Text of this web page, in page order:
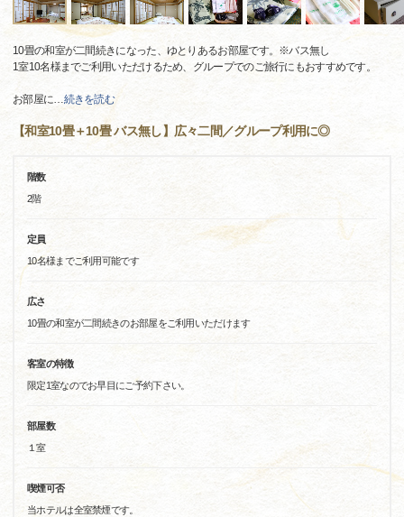
10畳の和室が二間続きになった、ゆとりあるお部屋です。※バス無し
1室10名様までご利用いただけるため、グループでのご旅行にもおすすめです。
お部屋に…続きを読む
【和室10畳＋10畳 バス無し】広々二間／グループ利用に◎
階数
2階
定員
10名様までご利用可能です
広さ
10畳の和室が二間続きのお部屋をご利用いただけます
客室の特徴
限定1室なのでお早目にご予約下さい。
部屋数
１室
喫煙可否
当ホテルは全室禁煙です。